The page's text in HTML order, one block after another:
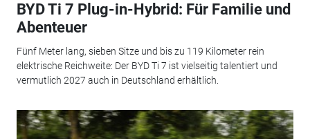
BYD Ti 7 Plug-in-Hybrid: Für Familie und
Abenteuer
Fünf Meter lang, sieben Sitze und bis zu 119 Kilometer rein
elektrische Reichweite: Der BYD Ti 7 ist vielseitig talentiert und
vermutlich 2027 auch in Deutschland erhältlich.